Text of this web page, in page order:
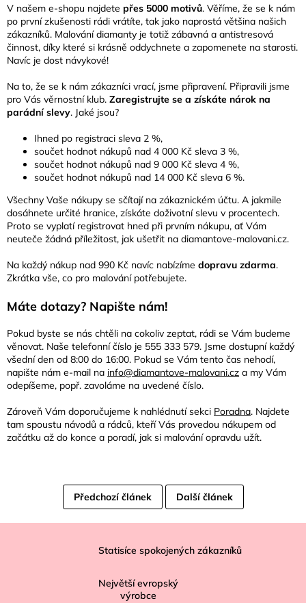
V našem e-shopu najdete přes 5000 motivů. Věříme, že se k nám
po první zkušenosti rádi vrátíte, tak jako naprostá většina našich
zákazníků. Malování diamanty je totiž zábavná a antistresová
činnost, díky které si krásně oddychnete a zapomenete na starosti.
Navíc je dost návykové!
Na to, že se k nám zákazníci vrací, jsme připravení. Připravili jsme
pro Vás věrnostní klub. Zaregistrujte se a získáte nárok na
parádní slevy. Jaké jsou?
Ihned po registraci sleva 2 %,
součet hodnot nákupů nad 4 000 Kč sleva 3 %,
součet hodnot nákupů nad 9 000 Kč sleva 4 %,
součet hodnot nákupů nad 14 000 Kč sleva 6 %.
Všechny Vaše nákupy se sčítají na zákaznickém účtu. A jakmile
dosáhnete určité hranice, získáte doživotní slevu v procentech.
Proto se vyplatí registrovat hned při prvním nákupu, ať Vám
neuteče žádná příležitost, jak ušetřit na diamantove-malovani.cz.
Na každý nákup nad 990 Kč navíc nabízíme dopravu zdarma.
Zkrátka vše, co pro malování potřebujete.
Máte dotazy? Napište nám!
Pokud byste se nás chtěli na cokoliv zeptat, rádi se Vám budeme
věnovat. Naše telefonní číslo je 555 333 579. Jsme dostupní každý
všední den od 8:00 do 16:00. Pokud se Vám tento čas nehodí,
napište nám e-mail na info@diamantove-malovani.cz a my Vám
odepíšeme, popř. zavoláme na uvedené číslo.
Zároveň Vám doporučujeme k nahlédnutí sekci Poradna. Najdete
tam spoustu návodů a rádců, kteří Vás provedou nákupem od
začátku až do konce a poradí, jak si malování opravdu užít.
Předchozí článek Další článek
Statisíce spokojených zákazníků
Největší evropský
výrobce